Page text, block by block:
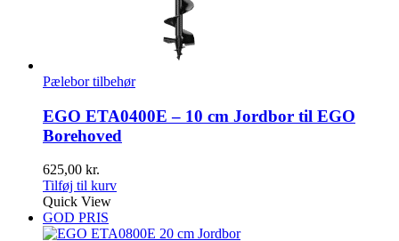
Pælebor tilbehør
EGO ETA0400E – 10 cm Jordbor til EGO
Borehoved
625,00 kr.
Tilføj til kurv
Quick View
GOD PRIS